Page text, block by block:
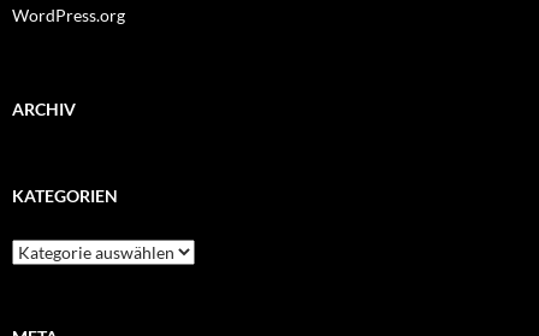
WordPress.org
ARCHIV
KATEGORIEN
Kategorien